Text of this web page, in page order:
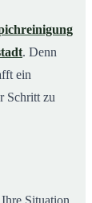
. Denn
ein
Schritt zu